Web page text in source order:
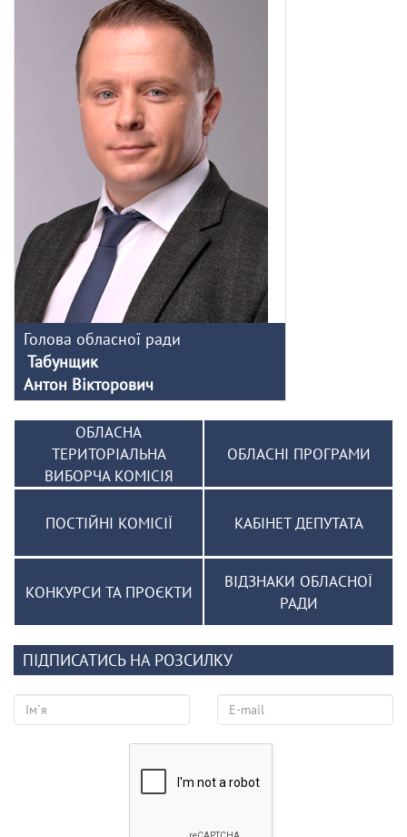
Голова обласної ради
Табунщик
Антон Вікторович
ОБЛАСНА
ТЕРИТОРІАЛЬНА
ВИБОРЧА КОМІСІЯ
ОБЛАСНІ ПРОГРАМИ
ПОСТІЙНІ КОМІСІЇ КАБІНЕТ ДЕПУТАТА
КОНКУРСИ ТА ПРОЄКТИ
ВІДЗНАКИ ОБЛАСНОЇ
РАДИ
ПІДПИСАТИСЬ НА РОЗСИЛКУ